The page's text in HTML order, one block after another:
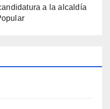
a la alcaldía